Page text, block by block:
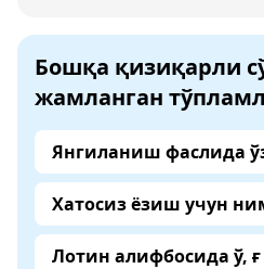
Бошқа қизиқарли
жамланган
Янгиланиш фаслида
Хатосиз ёзиш учун
Лотин алифбосида ў,